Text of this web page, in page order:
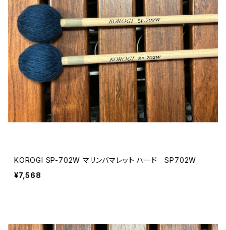
KOROGI SP-702W マリンバマレット ハード SP702W
¥7,568